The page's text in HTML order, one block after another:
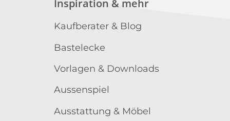
Inspiration & mehr
Kaufberater & Blog
Bastelecke
Vorlagen & Downloads
Aussenspiel
Ausstattung & Möbel